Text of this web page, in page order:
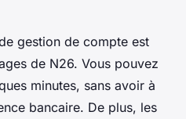
gestion de compte est
de N26. Vous pouvez
minutes, sans avoir à
bancaire. De plus, les